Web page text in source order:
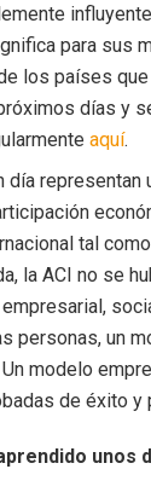
para sus
los países
días y
aquí.
tal
la ACI no se
personas, un
modelo
de éxito
unos